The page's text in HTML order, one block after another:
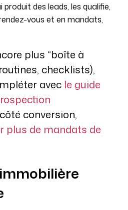
des leads, les qualifie,
vous et en mandats,
plus “boîte à
checklists),
avec le guide
conversion,
plus de mandats de